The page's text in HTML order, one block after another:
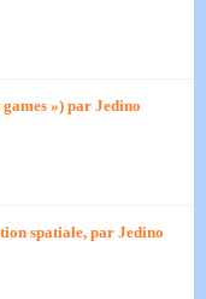
») par Jedino
spatiale, par Jedino